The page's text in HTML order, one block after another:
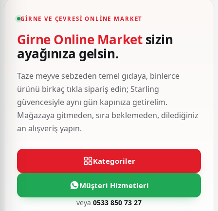
GIRNE VE ÇEVRESI ONLINE MARKET
Girne Online Marketsizin
ayağınıza gelsin.
Taze meyve sebzeden temel gıdaya, binlerce
ürünü birkaç tıkla sipariş edin; Starling
güvencesiyle aynı gün kapınıza getirelim.
Mağazaya gitmeden, sıra beklemeden, dilediğiniz
an alışveriş yapın.
Kategoriler
Müşteri Hizmetleri
veya0533 850 73 27